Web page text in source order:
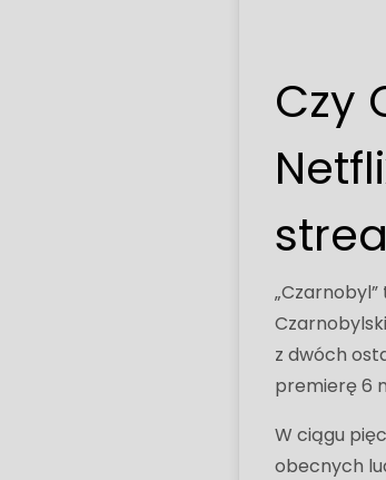
Czy
„Czarnobyl”
z dwóch
premierę 6
W ciągu
obecnych